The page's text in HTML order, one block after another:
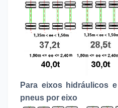
Para eixos hidráulicos
pneus por eixo